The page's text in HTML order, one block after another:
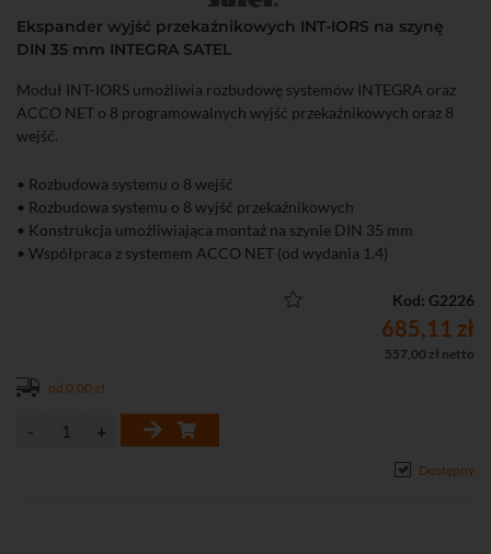
Ekspander wyjść przekaźnikowych INT-IORS na szynę
DIN 35 mm INTEGRA SATEL
Moduł INT-IORS umożliwia rozbudowę systemów INTEGRA oraz
ACCO NET o 8 programowalnych wyjść przekaźnikowych oraz 8
wejść.
• Rozbudowa systemu o 8 wejść
• Rozbudowa systemu o 8 wyjść przekaźnikowych
• Konstrukcja umożliwiająca montaż na szynie DIN 35 mm
• Współpraca z systemem ACCO NET (od wydania 1.4)
Kod: G2226
685,11 zł
557,00 zł netto
od 0,00 zł
Dostępny